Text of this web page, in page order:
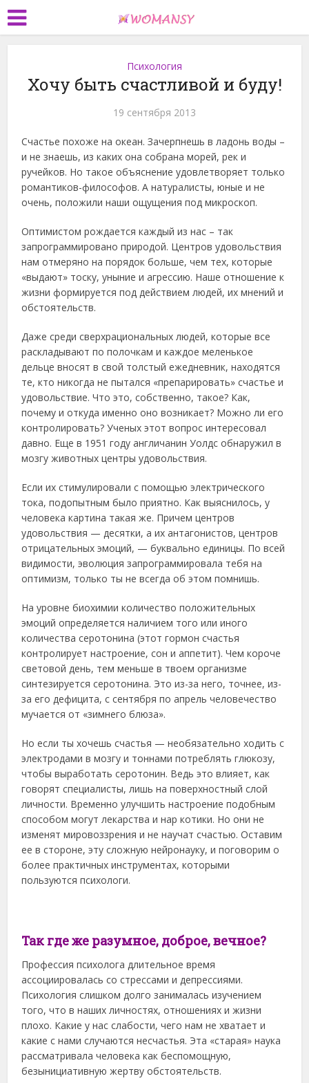
Психология
Хочу быть счастливой и буду!
19 сентября 2013
Счастье похоже на океан. Зачерпнешь в ладонь воды –
и не знаешь, из каких она собрана морей, рек и
ручейков. Но такое объяснение удовлетворяет только
романтиков-философов. А натуралисты, юные и не
очень, положили наши ощущения под микроскоп.
Оптимистом рождается каждый из нас – так
запрограммировано природой. Центров удовольствия
нам отмеряно на порядок больше, чем тех, которые
«выдают» тоску, уныние и агрессию. Наше отношение к
жизни формируется под действием людей, их мнений и
обстоятельств.
Даже среди сверхрациональных людей, которые все
раскладывают по полочкам и каждое меленькое
дельце вносят в свой толстый ежедневник, находятся
те, кто никогда не пытался «препарировать» счастье и
удовольствие. Что это, собственно, такое? Как,
почему и откуда именно оно возникает? Можно ли его
контролировать? Ученых этот вопрос интересовал
давно. Еще в 1951 году англичанин Уолдс обнаружил в
мозгу животных центры удовольствия.
Если их стимулировали с помощью электрического
тока, подопытным было приятно. Как выяснилось, у
человека картина такая же. Причем центров
удовольствия — десятки, а их антагонистов, центров
отрицательных эмоций, — буквально единицы. По всей
видимости, эволюция запрограммировала тебя на
оптимизм, только ты не всегда об этом помнишь.
На уровне биохимии количество положительных
эмоций определяется наличием того или иного
количества серотонина (этот гормон счастья
контролирует настроение, сон и аппетит). Чем короче
световой день, тем меньше в твоем организме
синтезируется серотонина. Это из-за него, точнее, из-
за его дефицита, с сентября по апрель человечество
мучается от «зимнего блюза».
Но если ты хочешь счастья — необязательно ходить с
электродами в мозгу и тоннами потреблять глюкозу,
чтобы выработать серотонин. Ведь это влияет, как
говорят специалисты, лишь на поверхностный слой
личности. Временно улучшить настроение подобным
способом могут лекарства и нар котики. Но они не
изменят мировоззрения и не научат счастью. Оставим
ее в стороне, эту сложную нейронауку, и поговорим о
более практичных инструментах, которыми
пользуются психологи.
Так где же разумное, доброе, вечное?
Профессия психолога длительное время
ассоциировалась со стрессами и депрессиями.
Психология слишком долго занималась изучением
того, что в наших личностях, отношениях и жизни
плохо. Какие у нас слабости, чего нам не хватает и
какие с нами случаются несчастья. Эта «старая» наука
рассматривала человека как беспомощную,
безынициативную жертву обстоятельств.